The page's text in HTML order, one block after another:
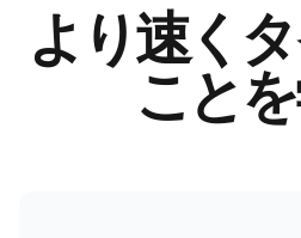
より速く
こと